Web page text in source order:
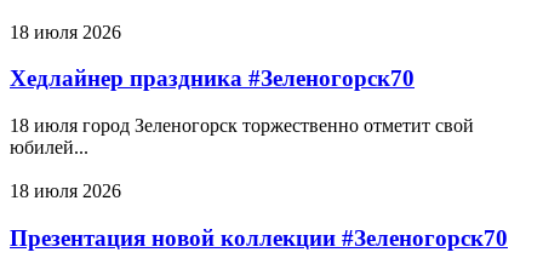
18 июля 2026
Хедлайнер праздника #Зеленогорск70
18 июля город Зеленогорск торжественно отметит свой
юбилей...
18 июля 2026
Презентация новой коллекции #Зеленогорск70